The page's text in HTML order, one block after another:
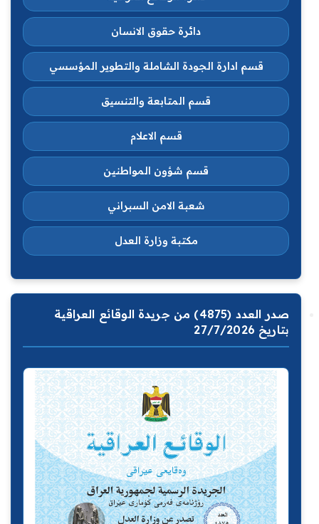
دائرة حقوق الانسان
قسم ادارة الجودة الشاملة والتطوير المؤسسي
قسم المتابعة والتنسيق
قسم الاعلام
قسم شؤون المواطنين
شعبة الامن السبراني
مكتبة وزارة العدل
صدر العدد (4875) من جريدة الوقائع العراقية
بتاريخ 27/7/2026